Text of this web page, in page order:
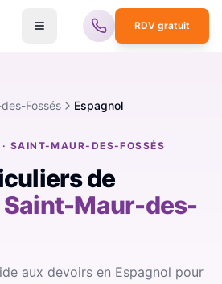
RDV gratuit
Fossés Espagnol
· SAINT-MAUR-DES-FOSSÉS
de
Saint-Maur-des-
aux devoirs en Espagnol pour